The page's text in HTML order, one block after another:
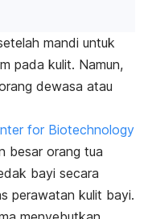
mandi untuk
pada kulit. Namun,
dewasa atau
for Biotechnology
besar orang tua
bayi secara
perawatan kulit bayi.